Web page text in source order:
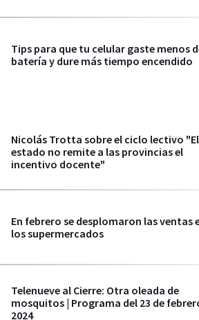
Tips para que tu celular gaste menos
batería y dure más tiempo encendido
Nicolás Trotta sobre el ciclo lectivo "El
estado no remite a las provincias el
incentivo docente"
En febrero se desplomaron las ventas
los supermercados
Telenueve al Cierre: Otra oleada de
mosquitos | Programa del 23 de
2024